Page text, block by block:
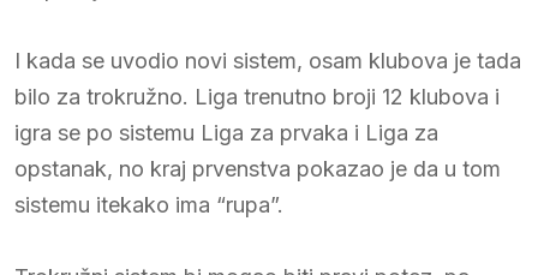
I kada se uvodio novi sistem, osam klubova je tada
bilo za trokružno. Liga trenutno broji 12 klubova i
igra se po sistemu Liga za prvaka i Liga za
opstanak, no kraj prvenstva pokazao je da u tom
sistemu itekako ima “rupa”.